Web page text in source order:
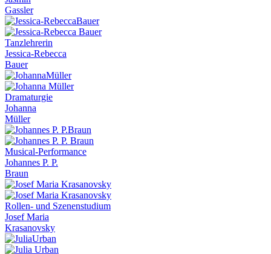
Gassler
Tanzlehrerin
Jessica-Rebecca
Bauer
Dramaturgie
Johanna
Müller
Musical-Performance
Johannes P. P.
Braun
Rollen- und Szenenstudium
Josef Maria
Krasanovsky